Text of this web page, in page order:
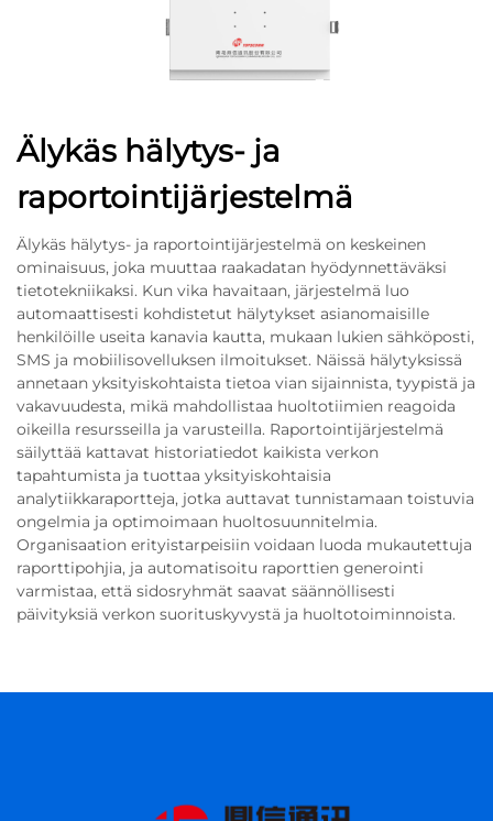
Älykäs hälytys- ja
raportointijärjestelmä
Älykäs hälytys- ja raportointijärjestelmä on keskeinen
ominaisuus, joka muuttaa raakadatan hyödynnettäväksi
tietotekniikaksi. Kun vika havaitaan, järjestelmä luo
automaattisesti kohdistetut hälytykset asianomaisille
henkilöille useita kanavia kautta, mukaan lukien sähköposti,
SMS ja mobiilisovelluksen ilmoitukset. Näissä hälytyksissä
annetaan yksityiskohtaista tietoa vian sijainnista, tyypistä ja
vakavuudesta, mikä mahdollistaa huoltotiimien reagoida
oikeilla resursseilla ja varusteilla. Raportointijärjestelmä
säilyttää kattavat historiatiedot kaikista verkon
tapahtumista ja tuottaa yksityiskohtaisia
analytiikkaraportteja, jotka auttavat tunnistamaan toistuvia
ongelmia ja optimoimaan huoltosuunnitelmia.
Organisaation erityistarpeisiin voidaan luoda mukautettuja
raporttipohjia, ja automatisoitu raporttien generointi
varmistaa, että sidosryhmät saavat säännöllisesti
päivityksiä verkon suorituskyvystä ja huoltotoiminnoista.